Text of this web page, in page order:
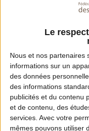
Le
Nous et nos partenaires
informations sur un
des données
des informations
publicités et du contenu
et de contenu, des
services. Avec votre
mêmes pouvons utiliser